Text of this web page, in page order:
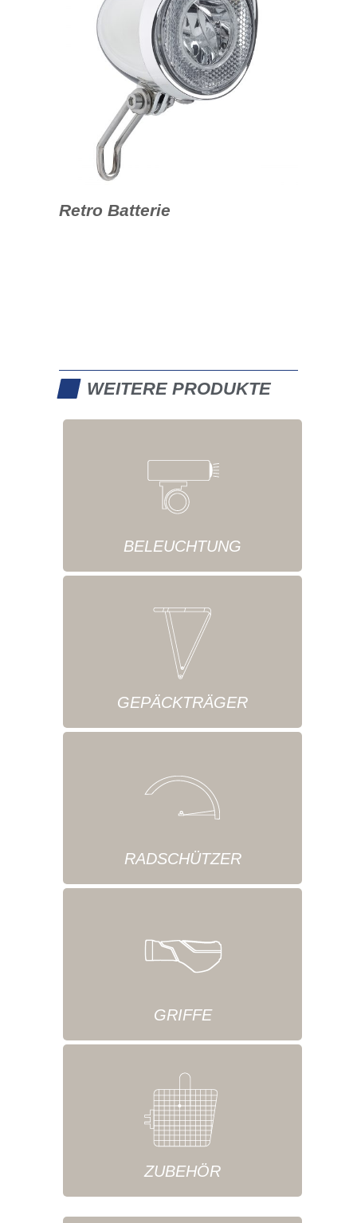
Retro Batterie
WEITERE PRODUKTE
BELEUCHTUNG
GEPÄCKTRÄGER
RADSCHÜTZER
GRIFFE
ZUBEHÖR